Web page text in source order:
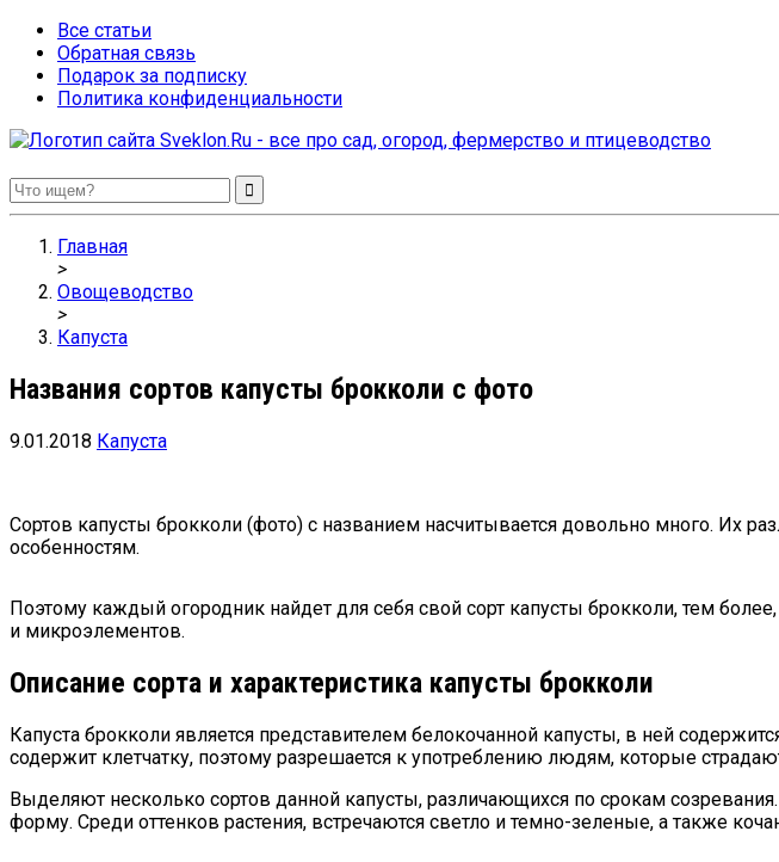
Все статьи
Обратная связь
Подарок за подписку
Политика конфиденциальности
Sveklon.Ru – все про сад, огород, фермерство и птицеводство
Главная
>
Овощеводство
>
Капуста
Названия сортов капусты брокколи с фото
9.01.2018 Капуста
Сортов капусты брокколи (фото) с названием насчитывается довольно много. Их
особенностям.
Поэтому каждый огородник найдет для себя свой сорт капусты брокколи, тем
и микроэлементов.
Описание сорта и характеристика капусты брокколи
Капуста брокколи является представителем белокочанной капусты, в ней
содержит клетчатку, поэтому разрешается к употреблению людям, которые
Выделяют несколько сортов данной капусты, различающихся по срокам
форму. Среди оттенков растения, встречаются светло и темно-зеленые, а также